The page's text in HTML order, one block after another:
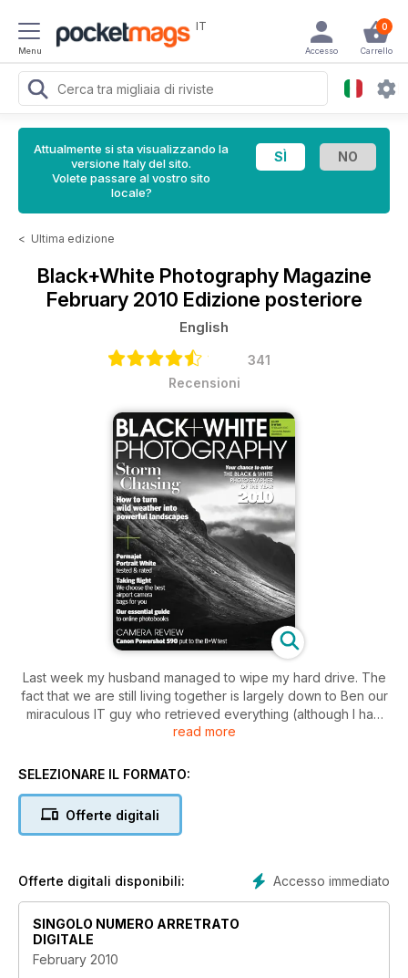
Menu
IT 0
Carrello
Accesso
Attualmente si sta visualizzando la
versione Italy del sito.
Volete passare al vostro sito
locale?
< Ultima edizione
Black+White Photography Magazine
February 2010 Edizione posteriore
English
341
Recensioni
Last week my husband managed to wipe my hard drive. The
fact that we are still living together is largely down to Ben our
miraculous IT guy who retrieved everything (although I had
backed up all my photographs!). All seemed fine until I went
that all my calibration, profiles and settings had gone
bored most people on the subject) or who has read my
article in the November 2009 issue, knows how long it took
that this will be The Year of the Print – that is, I will explore
you have the best possible solution to producing a really
great print whether it’s from your own photo printer, a high
street photo lab or up-market print studio – or by heading
read more
SELEZIONARE IL FORMATO:
Offerte digitali
Accesso immediato
Offerte digitali disponibili:
SINGOLO NUMERO ARRETRATO
DIGITALE
February 2010